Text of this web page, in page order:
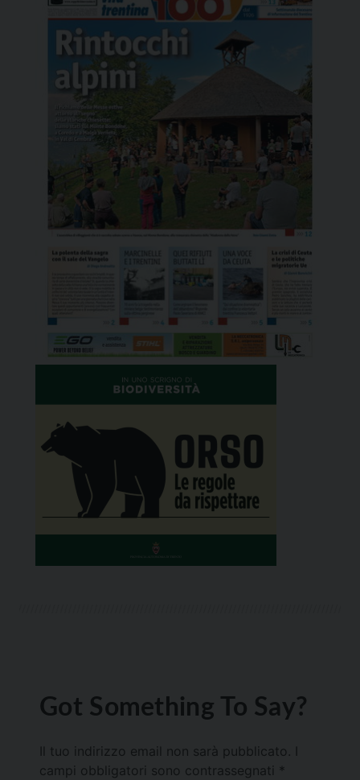
Got Something To Say?
Il tuo indirizzo email non sarà pubblicato.
campi obbligatori sono contrassegnati *